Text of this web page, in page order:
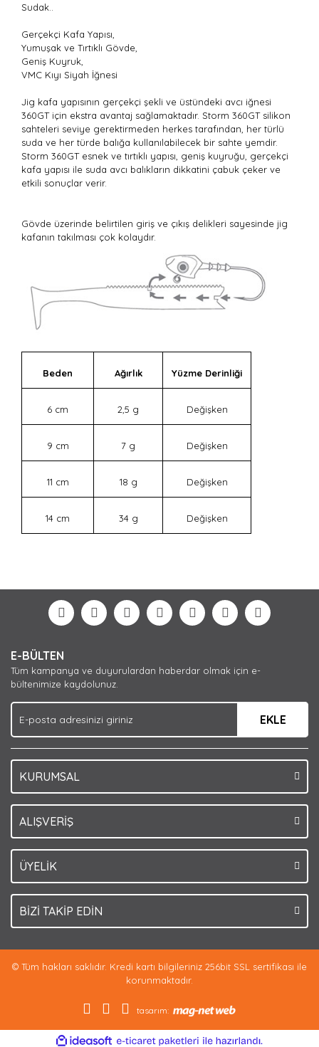
Sudak..
Gerçekçi Kafa Yapısı,
Yumuşak ve Tırtıklı Gövde,
Geniş Kuyruk,
VMC Kıyı Siyah İğnesi
Jig kafa yapısının gerçekçi şekli ve üstündeki avcı iğnesi
360GT için ekstra avantaj sağlamaktadır. Storm 360GT silikon
sahteleri seviye gerektirmeden herkes tarafından, her türlü
suda ve her türde balığa kullanılabilecek bir sahte yemdir.
Storm 360GT esnek ve tırtıklı yapısı, geniş kuyruğu, gerçekçi
kafa yapısı ile suda avcı balıkların dikkatini çabuk çeker ve
etkili sonuçlar verir.
Gövde üzerinde belirtilen giriş ve çıkış delikleri sayesinde jig
kafanın takılması çok kolaydır.
Beden Ağırlık Yüzme Derinliği
6 cm 2,5 g Değişken
9 cm 7 g Değişken
11 cm 18 g Değişken
14 cm 34 g Değişken
Yorum Yaz
formunu kullanarak tarafımıza iletebilirsiniz.
Görüş ve önerileriniz için teşekkür ederiz.
Ürün açıklamasında eksik bilgiler bulunuyor.
Ürün bilgilerinde hatalar bulunuyor.
Bu ürüne benzer farklı alternatifler olmalı.
E-BÜLTEN
Tüm kampanya ve duyurulardan haberdar olmak için e-
bültenimize kaydolunuz.
EKLE
KURUMSAL
ALIŞVERİŞ
ÜYELİK
BİZİ TAKİP EDİN
© Tüm hakları saklıdır. Kredi kartı bilgileriniz 256bit SSL sertifikası ile
korunmaktadır.
tasarım:
ideasoft e-